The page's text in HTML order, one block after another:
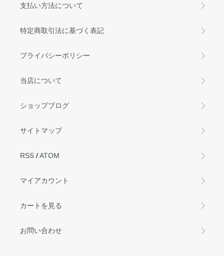
支払い方法について
特定商取引法に基づく表記
プライバシーポリシー
当店について
ショップブログ
サイトマップ
RSS /ATOM
マイアカウント
カートを見る
お問い合わせ